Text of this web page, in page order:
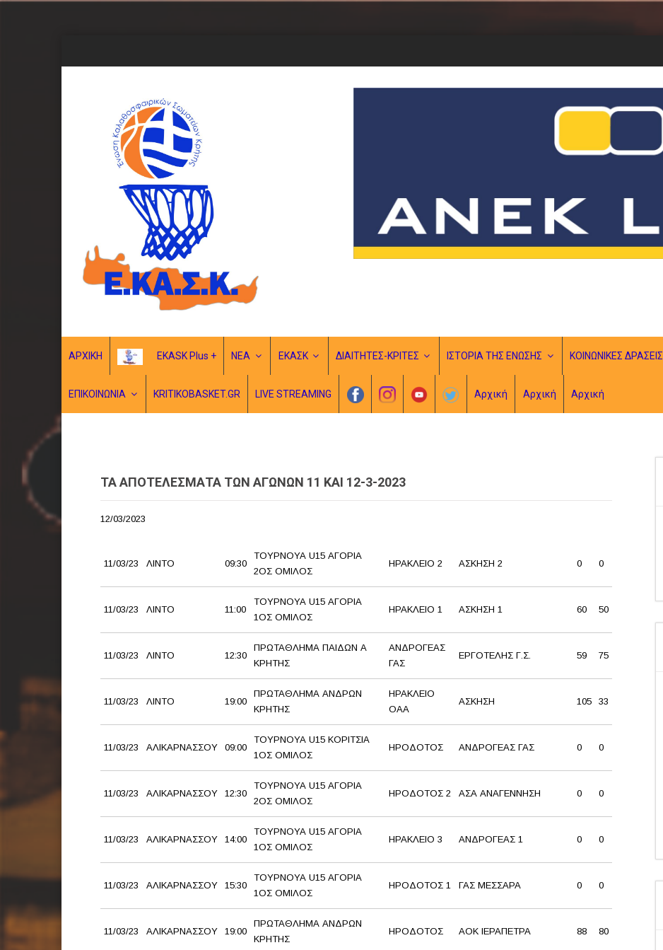
ΑΡΧΙΚΗ EKASK Plus + ΝΕΑ ΕΚΑΣΚ ΔΙΑΙΤΗΤΕΣ-ΚΡΙΤΕΣ ΙΣΤΟΡΙΑ ΤΗΣ ΕΝΩΣΗΣ ΚΟΙΝΩΝΙΚΕΣ ΔΡΑΣΕΙΣ
ΕΠΙΚΟΙΝΩΝΙΑ KRITIKOBASKET.GR LIVE STREAMING Αρχική Αρχική Αρχική
ΤΑ ΑΠΟΤΕΛΕΣΜΑΤΑ ΤΩΝ ΑΓΩΝΩΝ 11 ΚΑΙ 12-3-2023
12/03/2023
11/03/23 ΛΙΝΤΟ 09:30
ΤΟΥΡΝΟΥΑ U15 ΑΓΟΡΙΑ
2ΟΣ ΟΜΙΛΟΣ
ΗΡΑΚΛΕΙΟ 2 ΑΣΚΗΣΗ 2 0 0
11/03/23 ΛΙΝΤΟ 11:00
ΤΟΥΡΝΟΥΑ U15 ΑΓΟΡΙΑ
1ΟΣ ΟΜΙΛΟΣ
ΗΡΑΚΛΕΙΟ 1 ΑΣΚΗΣΗ 1 60 50
11/03/23 ΛΙΝΤΟ 12:30
ΠΡΩΤΑΘΛΗΜΑ ΠΑΙΔΩΝ Α
ΚΡΗΤΗΣ
ΑΝΔΡΟΓΕΑΣ
ΓΑΣ
ΕΡΓΟΤΕΛΗΣ Γ.Σ. 59 75
11/03/23 ΛΙΝΤΟ 19:00
ΠΡΩΤΑΘΛΗΜΑ ΑΝΔΡΩΝ
ΚΡΗΤΗΣ
ΗΡΑΚΛΕΙΟ
ΟΑΑ
ΑΣΚΗΣΗ 105 33
11/03/23 ΑΛΙΚΑΡΝΑΣΣΟΥ 09:00
ΤΟΥΡΝΟΥΑ U15 ΚΟΡΙΤΣΙΑ
1ΟΣ ΟΜΙΛΟΣ
ΗΡΟΔΟΤΟΣ ΑΝΔΡΟΓΕΑΣ ΓΑΣ 0 0
11/03/23 ΑΛΙΚΑΡΝΑΣΣΟΥ 12:30
ΤΟΥΡΝΟΥΑ U15 ΑΓΟΡΙΑ
2ΟΣ ΟΜΙΛΟΣ
ΗΡΟΔΟΤΟΣ 2 ΑΣΑ ΑΝΑΓΕΝΝΗΣΗ 0 0
11/03/23 ΑΛΙΚΑΡΝΑΣΣΟΥ 14:00
ΤΟΥΡΝΟΥΑ U15 ΑΓΟΡΙΑ
1ΟΣ ΟΜΙΛΟΣ
ΗΡΑΚΛΕΙΟ 3 ΑΝΔΡΟΓΕΑΣ 1 0 0
11/03/23 ΑΛΙΚΑΡΝΑΣΣΟΥ 15:30
ΤΟΥΡΝΟΥΑ U15 ΑΓΟΡΙΑ
1ΟΣ ΟΜΙΛΟΣ
ΗΡΟΔΟΤΟΣ 1 ΓΑΣ ΜΕΣΣΑΡΑ 0 0
11/03/23 ΑΛΙΚΑΡΝΑΣΣΟΥ 19:00
ΠΡΩΤΑΘΛΗΜΑ ΑΝΔΡΩΝ
ΚΡΗΤΗΣ
ΗΡΟΔΟΤΟΣ ΑΟΚ ΙΕΡΑΠΕΤΡΑ 88 80